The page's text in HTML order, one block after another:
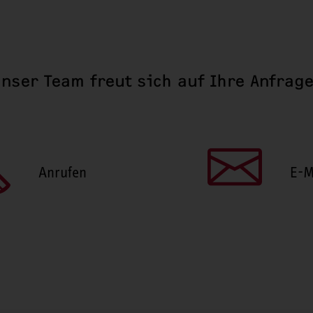
Team freut sich auf Ihre
Anrufen E-